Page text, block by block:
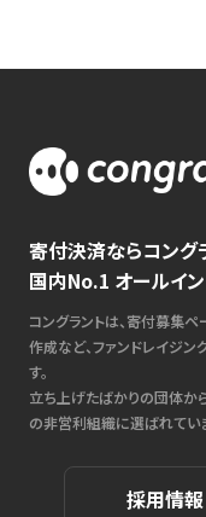
寄付決済ならコング
国内No.1 オールイ
コングラントは、寄付募集
作成など、ファンドレイジ
す。
立ち上げたばかりの団体か
の非営利組織に選ばれてい
採用情報